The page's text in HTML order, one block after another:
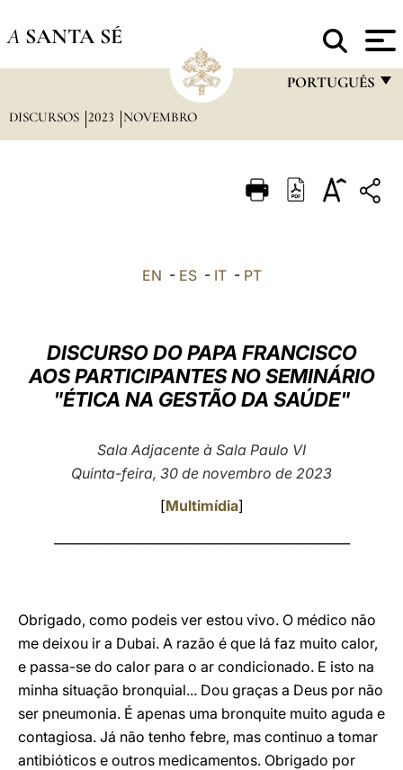
A SANTA SÉ
PORTUGUÊS
ITALIANO
العربيّة
中文
DISCURSOS 2023 NOVEMBRO
EN - ES- IT- PT
DISCURSO DO PAPA FRANCISCO
AOS PARTICIPANTES NO SEMINÁRIO
"ÉTICA NA GESTÃO DA SAÚDE"
Sala Adjacente à Sala Paulo VI
Quinta-feira, 30 de novembro de 2023
[Multimídia]
Obrigado, como podeis ver estou vivo. O médico não
me deixou ir a Dubai. A razão é que lá faz muito calor,
e passa-se do calor para o ar condicionado. E isto na
minha situação bronquial... Dou graças a Deus por não
ser pneumonia. É apenas uma bronquite muito aguda e
contagiosa. Já não tenho febre, mas continuo a tomar
antibióticos e outros medicamentos. Obrigado por